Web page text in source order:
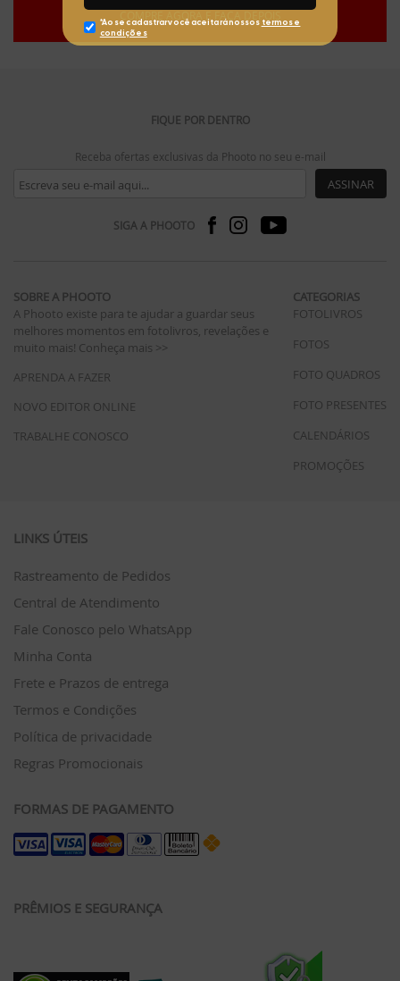
COMPRE AGORA E FAÇA DEPOIS
FIQUE POR DENTRO
Receba ofertas exclusivas da Phooto no seu e-mail
ASSINAR
SIGA A PHOOTO
SOBRE A PHOOTO
A Phooto existe para te ajudar a guardar seus
melhores momentos em fotolivros, revelações e
muito mais! Conheça mais >>
APRENDA A FAZER
NOVO EDITOR ONLINE
TRABALHE CONOSCO
CATEGORIAS
FOTOLIVROS
FOTOS
FOTO QUADROS
FOTO PRESENTES
CALENDÁRIOS
PROMOÇÕES
LINKS ÚTEIS
Rastreamento de Pedidos
Central de Atendimento
Fale Conosco pelo WhatsApp
Minha Conta
Frete e Prazos de entrega
Termos e Condições
Política de privacidade
Regras Promocionais
FORMAS DE PAGAMENTO
PRÊMIOS E SEGURANÇA